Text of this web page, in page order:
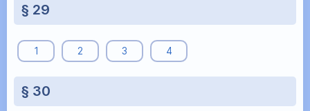
§ 29
1 2 3 4
§ 30